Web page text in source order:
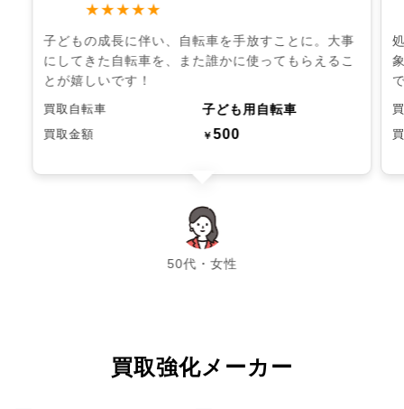
★★★★★
子どもの成長に伴い、自転車を手放すことに。大事
にしてきた自転車を、また誰かに使ってもらえるこ
とが嬉しいです！
買取自転車 子ども用自転車
買取金額 ￥500
50代・女性
chevron_left chevron_right
買取強化メーカー